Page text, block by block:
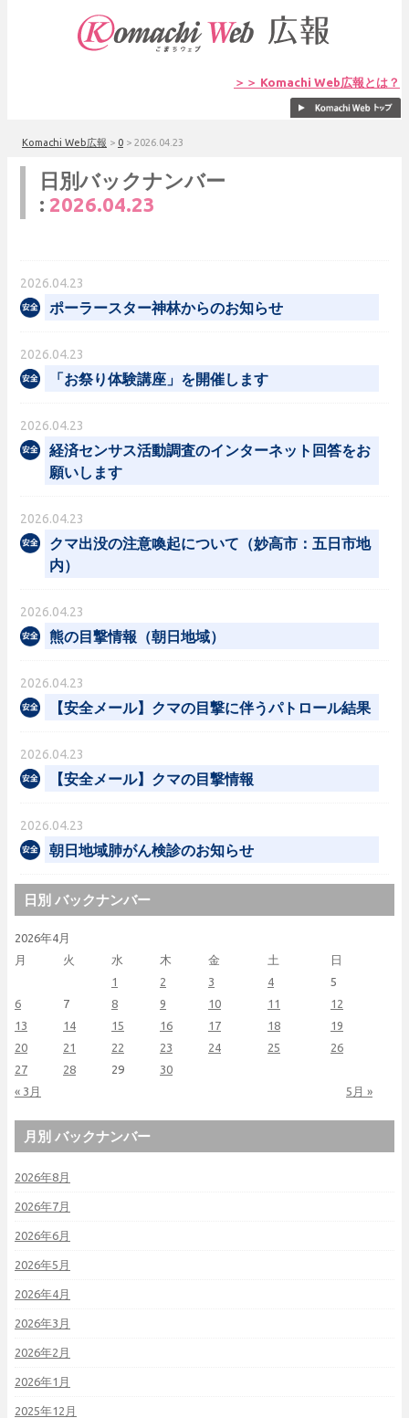
＞＞ Komachi Web広報とは？
Komachi Web広報 > 0 > 2026.04.23
日別バックナンバー
: 2026.04.23
2026.04.23
ポーラースター神林からのお知らせ
2026.04.23
「お祭り体験講座」を開催します
2026.04.23
経済センサス活動調査のインターネット回答をお
願いします
2026.04.23
クマ出没の注意喚起について（妙高市：五日市地
内）
2026.04.23
熊の目撃情報（朝日地域）
2026.04.23
【安全メール】クマの目撃に伴うパトロール結果
2026.04.23
【安全メール】クマの目撃情報
2026.04.23
朝日地域肺がん検診のお知らせ
日別 バックナンバー
2026年4月
月
火 水 木 金 土 日
« 3月 5月 »
1 2 3 4
5
6
7 8 9 10 11
12
13
14 15 16 17 18
19
20
21 22 23 24 25
26
27
28 29 30
月別 バックナンバー
2026年8月
2026年7月
2026年6月
2026年5月
2026年4月
2026年3月
2026年2月
2026年1月
2025年12月